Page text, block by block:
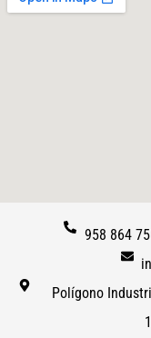
958 864
Polígono